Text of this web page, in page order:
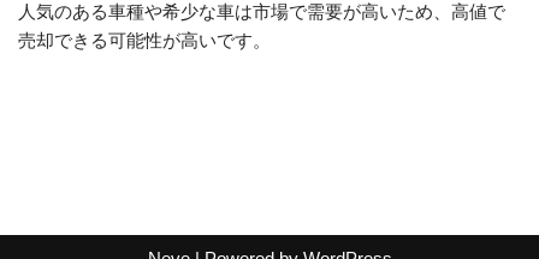
人気のある車種や希少な車は市場で需要が高いため、高値で
売却できる可能性が高いです。